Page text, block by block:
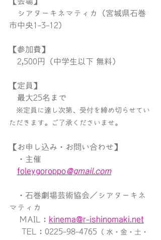
シアターキネマティカ
（宮城県石巻
市中央1-3-12）
【参加費】
2,500円（中学生以下 無料）
【定員】
最大25名まで
※定員に達し次第、受付を締め切らせてい
ただきます。ご了承くださいませ。
【お申し込み・お問い合わせ】
・主催
foleygoroppo@gmail.com
・ 石巻劇場芸術協会／シアターキネ
マティカ
MAIL： kinema@r-ishinomaki.net
     TEL：0225-98-4765
（ 水・金・土・